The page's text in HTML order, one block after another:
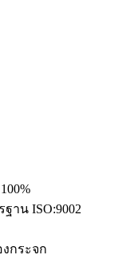
าน ISO:9002
กระจก